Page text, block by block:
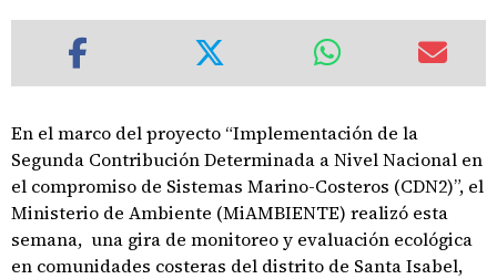
En el marco del proyecto “Implementación de la
Segunda Contribución Determinada a Nivel Nacional en
el compromiso de Sistemas Marino-Costeros (CDN2)”, el
Ministerio de Ambiente (MiAMBIENTE) realizó esta
semana, una gira de monitoreo y evaluación ecológica
en comunidades costeras del distrito de Santa Isabel,